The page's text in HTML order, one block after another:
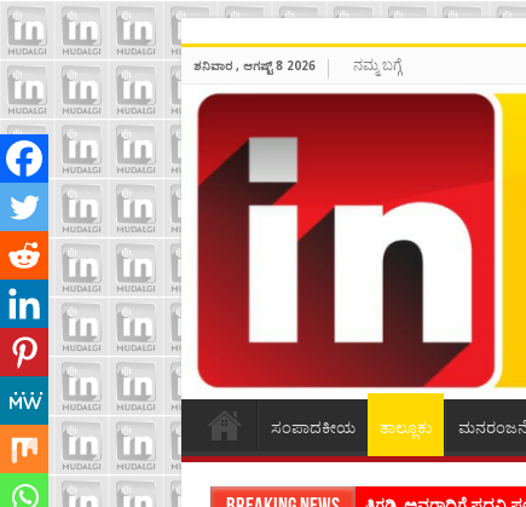
ಶನಿವಾರ , ಆಗಷ್ಟ್ 8 2026 ನಮ್ಮ ಬಗ್ಗೆ
ಸಂಪಾದಕೀಯ ತಾಲ್ಲೂಕು ಮನರಂಜನೆ